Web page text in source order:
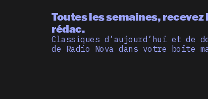
Toutes les semaines,
rédac.
Classiques d’aujourd’hui et de
de Radio Nova dans votre boîte